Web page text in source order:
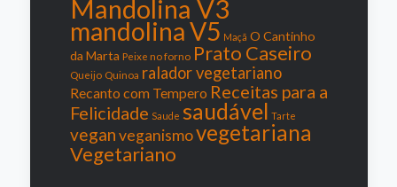
Mandolina V3
mandolina V5 Maçã O Cantinho
da Marta Peixe no forno Prato Caseiro
Queijo Quinoa ralador vegetariano
Recanto com Tempero Receitas para a
Felicidade Saude saudável Tarte
veganveganismovegetariana
Vegetariano